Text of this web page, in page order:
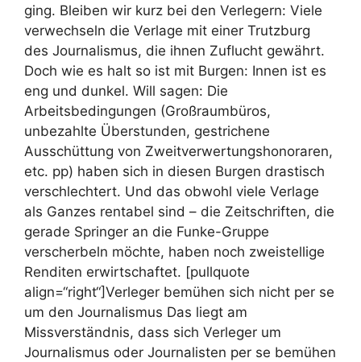
ging. Bleiben wir kurz bei den Verlegern: Viele
verwechseln die Verlage mit einer Trutzburg
des Journalismus, die ihnen Zuflucht gewährt.
Doch wie es halt so ist mit Burgen: Innen ist es
eng und dunkel. Will sagen: Die
Arbeitsbedingungen (Großraumbüros,
unbezahlte Überstunden, gestrichene
Ausschüttung von Zweitverwertungshonoraren,
etc. pp) haben sich in diesen Burgen drastisch
verschlechtert. Und das obwohl viele Verlage
als Ganzes rentabel sind – die Zeitschriften, die
gerade Springer an die Funke-Gruppe
verscherbeln möchte, haben noch zweistellige
Renditen erwirtschaftet. [pullquote
align=“right“]Verleger bemühen sich nicht per se
um den Journalismus Das liegt am
Missverständnis, dass sich Verleger um
Journalismus oder Journalisten per se bemühen